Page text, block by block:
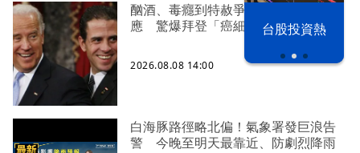
漢光42演習 台股投資熱
酗酒、毒癮到特赦爭議！亨特首度回
應 驚爆拜登「癌細胞已轉移骨頭」
2026.08.08 14:00
白海豚路徑略北偏！氣象署發巨浪告
警 今晚至明天最靠近、防劇烈降雨